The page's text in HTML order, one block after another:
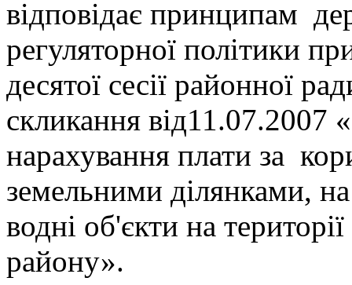
відповідає принципам
регуляторної політики
десятої сесії районної
скликання від11.07.2007
нарахування плати за
земельними ділянками,
водні об'єкти на
району».